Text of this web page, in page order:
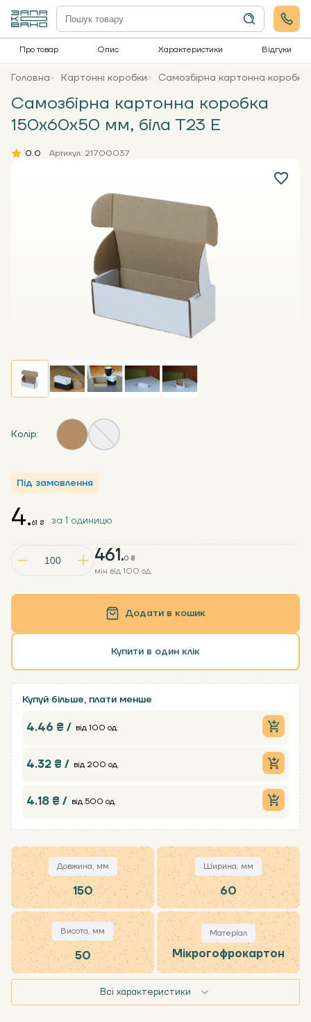
Про товар Опис Характеристики Відгуки
Головна Картонні коробки Самозбірна картонна
Самозбірна картонна коробка
150х60х50 мм, біла Т23 Е
0.0 Артикул: 21700037
Колір:
Під замовлення
461.0 ₴
мін від 100 од.
4.61 ₴ за 1 одиницю
Додати в кошик
Купити в один клік
Купуй більше, плати менше
4.46 ₴ / від 100 од.
4.32 ₴ / від 200 од.
4.18 ₴ / від 500 од.
Довжина, мм
150
Ширина, мм
60
Висота, мм
50
Матеріал
Мікрогофрокартон
Всі характеристики